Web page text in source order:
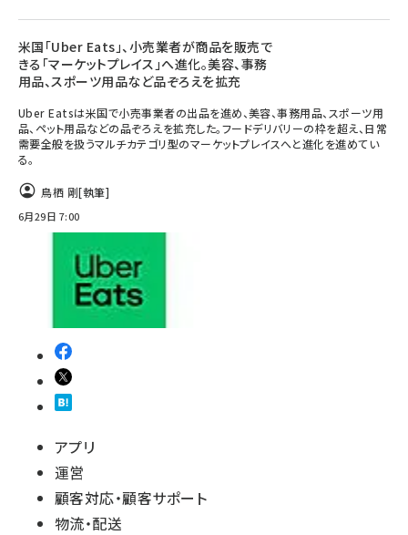
米国「Uber Eats」、小売業者が商品を販売で
きる「マーケットプレイス」へ進化。美容、事務
用品、スポーツ用品など品ぞろえを拡充
Uber Eatsは米国で小売事業者の出品を進め、美容、事務用品、スポーツ用
品、ペット用品などの品ぞろえを拡充した。フードデリバリーの枠を超え、日常
需要全般を扱うマルチカテゴリ型のマーケットプレイスへと進化を進めてい
る。
鳥栖 剛[執筆]
6月29日 7:00
アプリ
運営
顧客対応・顧客サポート
物流・配送